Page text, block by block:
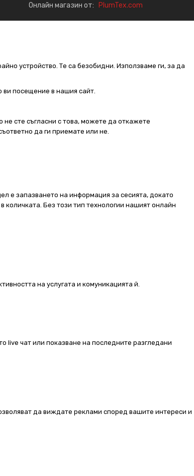
Онлайн магазин от: PlumTex.com
устройство. Те са безобидни. Използваме ги, за да
ви посещение в нашия сайт.
не сте съгласни с това, можете да откажете
да ги приемате или не.
е запазването на информация за сесията, докато
количката. Без този тип технологии нашият онлайн
на услугата и комуникацията й.
live чат или показване на последните разгледани
да виждате реклами според вашите интереси и